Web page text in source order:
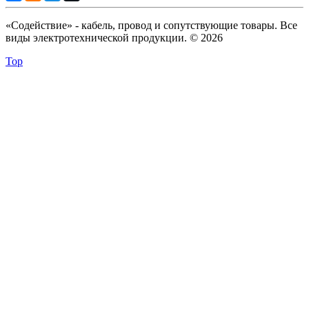
«Содействие» - кабель, провод и сопутствующие товары. Все
виды электротехнической продукции. © 2026
Top